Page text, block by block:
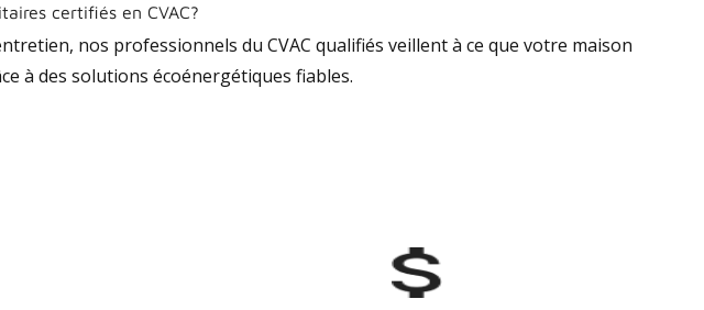
certifiés en CVAC?
nos professionnels du CVAC qualifiés veillent à ce que votre maison
à des solutions écoénergétiques fiables.